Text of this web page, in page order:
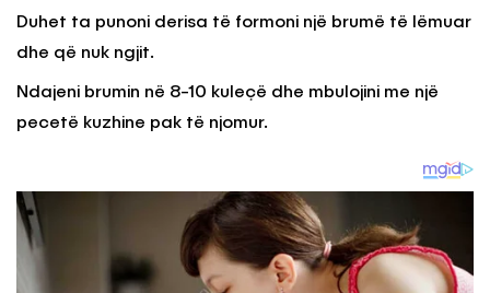
Duhet ta punoni derisa të formoni një brumë të lëmuar
dhe që nuk ngjit.
Ndajeni brumin në 8-10 kuleçë dhe mbulojini me një
pecetë kuzhine pak të njomur.